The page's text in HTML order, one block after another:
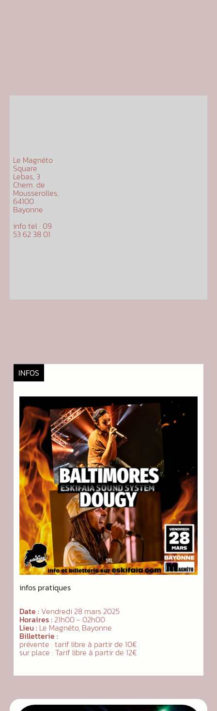
Le Magnéto
Square
Lebas, 3
Chem. de
Mousserolles,
64100
Bayonne
info tel : 09
53 62 38 01
infos pratiques
Date :Vendredi 28 mars 2025
Horaires :21h00 - 02h00
Lieu :Le Magnéto, Bayonne
Billetterie :
prévente : tarif libre à partir de 10€
sur place : Tarif libre à partir de 12€
INFOS